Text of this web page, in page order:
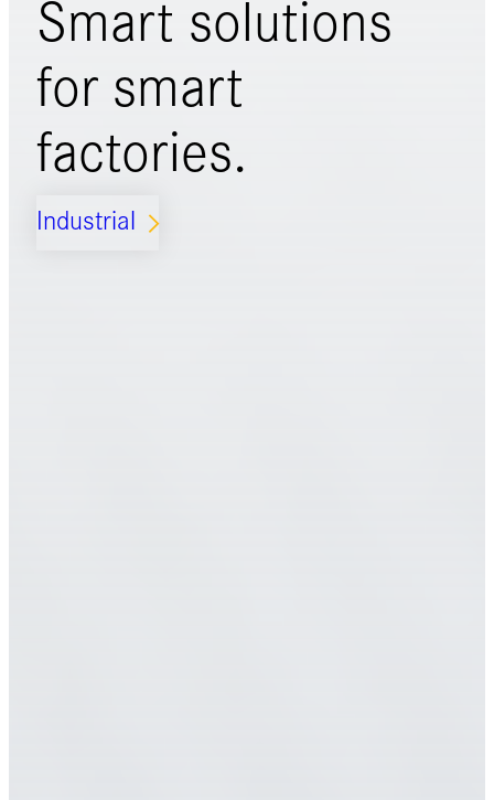
Smart solutions
for smart
factories.
Industrial ARROW_FORWARD_IOS